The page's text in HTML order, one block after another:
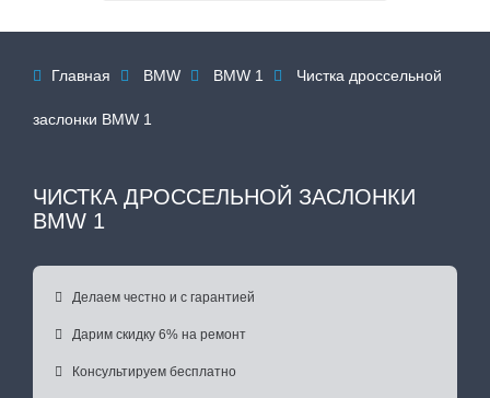
 Главная  BMW  BMW 1  Чистка дроссельной
заслонки BMW 1
ЧИСТКА ДРОССЕЛЬНОЙ ЗАСЛОНКИ
BMW 1
 Делаем честно и с гарантией
 Дарим скидку 6% на ремонт
 Консультируем бесплатно